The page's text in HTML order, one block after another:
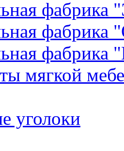
фабрика
фабрика
фабрика
мягкой
уголоки